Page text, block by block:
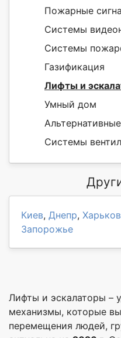
Пожарные
Системы
Системы
Газификация
Лифты и
Умный дом
Системы
Киев, Днепр, Харьков
Запорожье
Лифты и эскалаторы –
механизмы, которые
перемещения людей,